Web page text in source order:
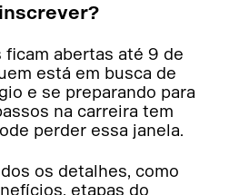
ficam abertas até 9 de
está em busca de
e se preparando para
na carreira tem
perder essa janela.
os detalhes, como
etapas do